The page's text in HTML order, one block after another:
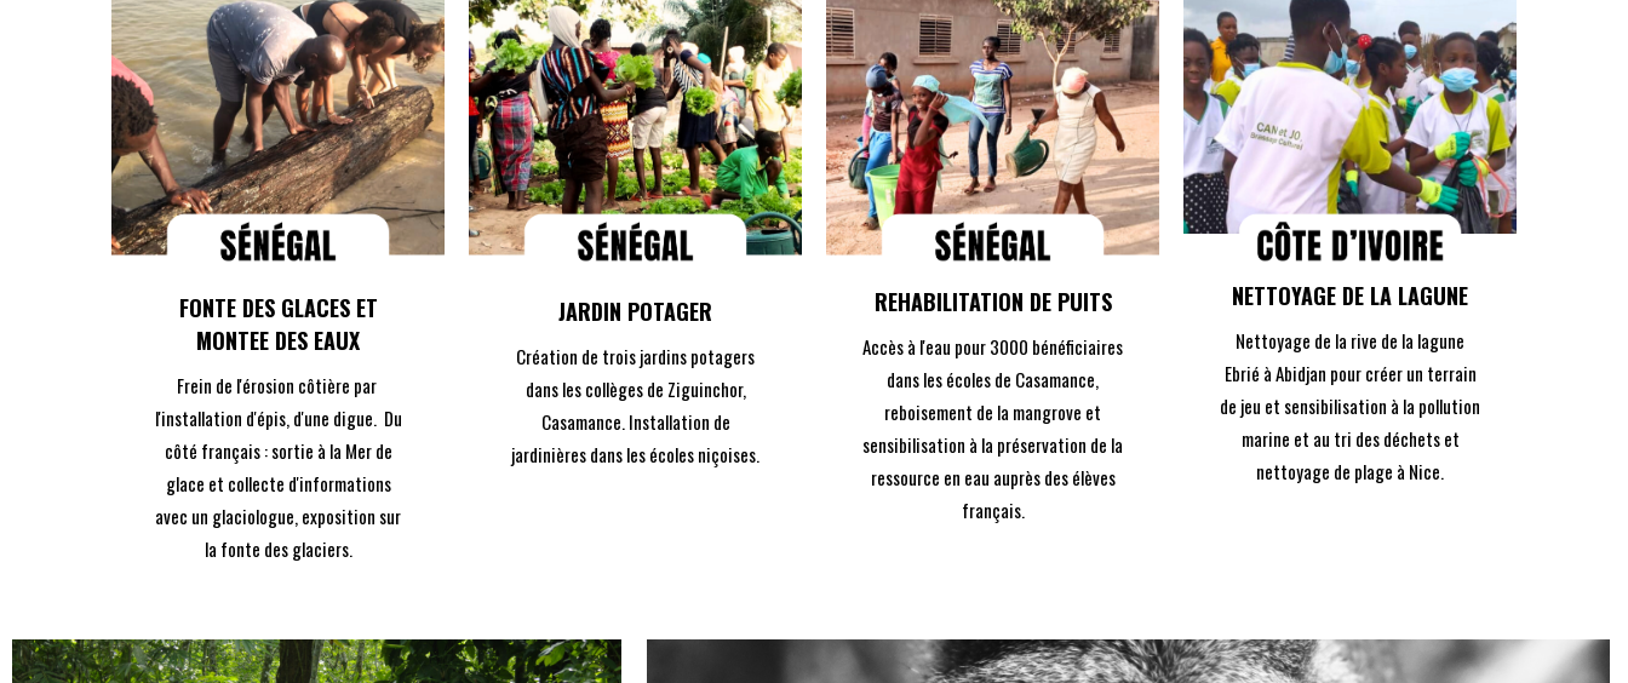
FONTE DES GLACES ET
MONTEE DES EAUX
Frein de l'érosion côtière par
l'installation d'épis, d'une digue. Du
côté français : sortie à la Mer de
glace et collecte d'informations
avec un glaciologue, exposition sur
la fonte des glaciers.
DÉCOUVREZ
LE PROJET
JARDIN POTAGER
Création de trois jardins potagers
dans les collèges de Ziguinchor,
Casamance. Installation de
jardinières dans les écoles niçoises.
DÉCOUVREZ
LE PROJET
REHABILITATION DE PUITS
Accès à l'eau pour 3000 bénéficiaires
dans les écoles de Casamance,
reboisement de la mangrove et
sensibilisation à la préservation de la
ressource en eau auprès des élèves
français.
DÉCOUVREZ
LE PROJET
NETTOYAGE DE LA LAGUNE
Nettoyage de la rive de la lagune
Ebrié à Abidjan pour créer un terrain
de jeu et sensibilisation à la pollution
marine et au tri des déchets et
nettoyage de plage à Nice.
DÉCOUVREZ
LE PROJET